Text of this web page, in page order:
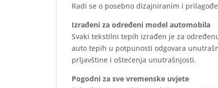
Radi se o posebno dizajniranim i
Izrađeni za određeni model automobila
Svaki tekstilni tepih izrađen je za
auto tepih u potpunosti odgovara
prljavštine i oštećenja unutrašnjosti.
Pogodni za sve vremenske uvjete